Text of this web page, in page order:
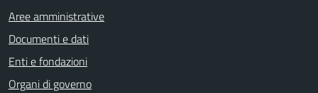
Aree amministrative
Documenti e dati
Enti e fondazioni
Organi di governo